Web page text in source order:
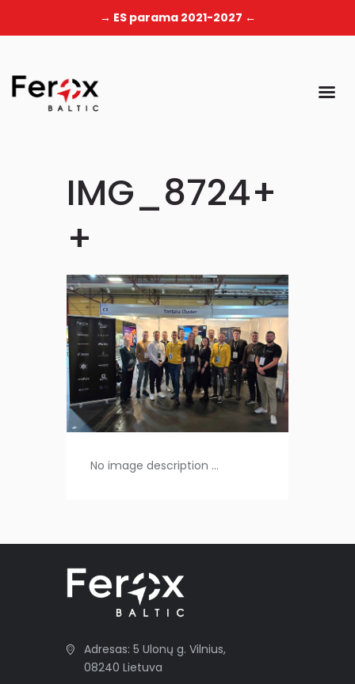
→ ES parama 2021-2027 ←
IMG_8724+
+
No image description ...
Adresas: 5 Ulonų g. Vilnius,
08240 Lietuva